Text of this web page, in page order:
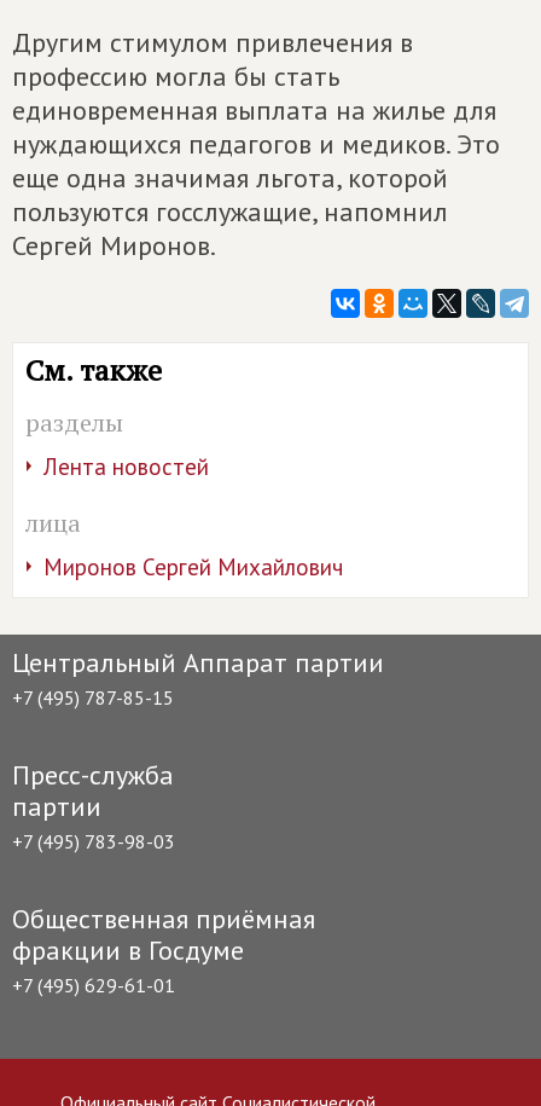
Другим стимулом привлечения в
профессию могла бы стать
единовременная выплата на жилье для
нуждающихся педагогов и медиков. Это
еще одна значимая льгота, которой
пользуются госслужащие, напомнил
Сергей Миронов.
См. также
разделы
Лента новостей
лица
Миронов Сергей Михайлович
Центральный Аппарат партии
+7 (495) 787-85-15
Пресс-служба
партии
+7 (495) 783-98-03
Общественная приёмная
фракции в Госдуме
+7 (495) 629-61-01